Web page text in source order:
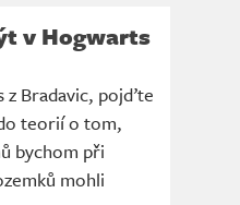
v Hogwarts
z Bradavic, pojďte
teorií o tom,
bychom při
mohli